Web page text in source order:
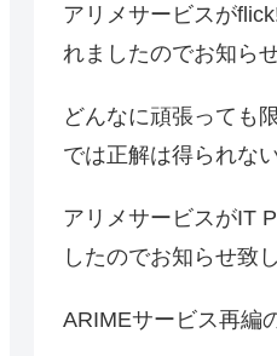
アリメサービスが
れましたのでお知ら
どんなに頑張っても
では正解は得られな
アリメサービスがIT
したのでお知らせ致
ARIMEサービス再編